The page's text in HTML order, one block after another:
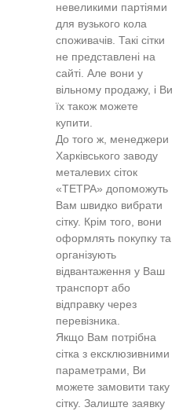
невеликими партіями
для вузького кола
споживачів. Такі сітки
не представлені на
сайті. Але вони у
вільному продажу, і Ви
їх також можете
купити.
До того ж, менеджери
Харківського заводу
металевих сіток
«ТЕТРА» допоможуть
Вам швидко вибрати
сітку. Крім того, вони
оформлять покупку та
організують
відвантаження у Ваш
транспорт або
відправку через
перевізника.
Якщо Вам потрібна
сітка з ексклюзивними
параметрами, Ви
можете замовити таку
сітку. Залиште заявку